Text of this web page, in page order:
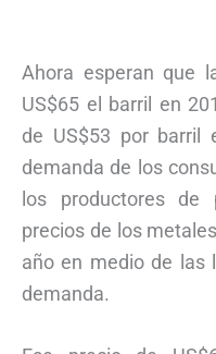
Ahora esperan que
US$65 el barril en
de US$53 por barril
demanda de los
los productores de
precios de los
año en medio de las
demanda.